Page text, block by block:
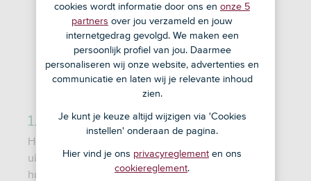
1. Het huurcontract
Het valt niet mee om een kamer te vinden. Is het
uiteindelijk gelukt? Dan is het tijd voor het
huurcontract. Zorg dat je weet wat je ondertekent.
cookies wordt informatie door ons en onze 5
partners over jou verzameld en jouw
internetgedrag gevolgd. We maken een
persoonlijk profiel van jou. Daarmee
personaliseren wij onze website, advertenties en
communicatie en laten wij je relevante inhoud
zien.
Je kunt je keuze altijd wijzigen via 'Cookies
instellen' onderaan de pagina.
Hier vind je ons privacyreglement en ons
cookiereglement.